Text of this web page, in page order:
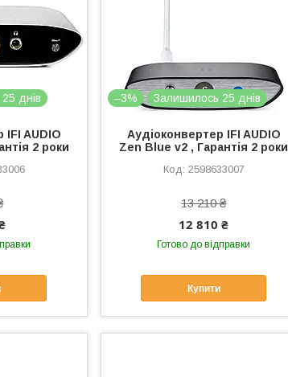
днів
IFI AUDIO
2 роки
–3% Залишилось 25 днів
Аудіоконвертер IFI AUDIO
Zen Blue v2 , Гарантія 2 роки
2598633007
13 210 ₴
12 810 ₴
Готово до відправки
Купити